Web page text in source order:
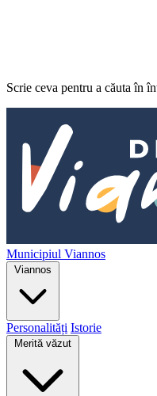
Scrie ceva pentru a căuta în
Municipiul Viannos
Viannos
Personalități Istorie
Merită văzut